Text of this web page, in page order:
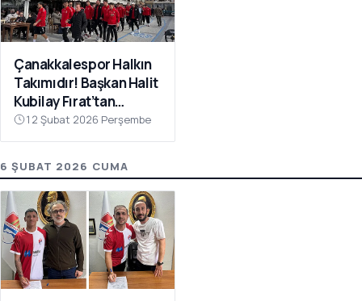
Çanakkalespor Halkın
Takımıdır! Başkan Halit
Kubilay Fırat’tan
Anlamlı Buluşma
12 Şubat 2026 Perşembe
6 ŞUBAT 2026 CUMA